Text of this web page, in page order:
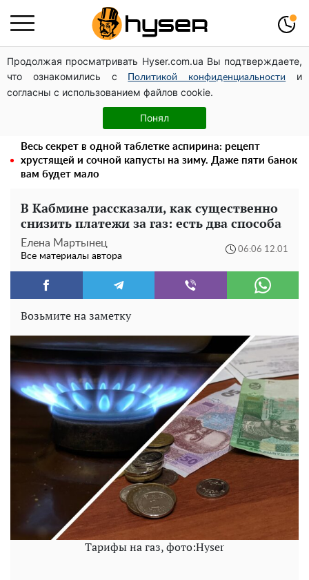
Продолжая просматривать Hyser.com.ua Вы подтверждаете,
что ознакомились с
Политикой конфиденциальности
и
согласны с использованием файлов cookie.
Понял
Может ли Почтовая площадь стать главной точкой
входа в исторический Киев
Павел Прудников и его удивительная карьера от
актера в российском театре до номинанта в
руководители Федерации профсоюзов
Весь секрет в одной таблетке аспирина: рецепт
хрустящей и сочной капусты на зиму. Даже пяти банок
вам будет мало
В Кабмине рассказали, как существенно
снизить платежи за газ: есть два способа
Елена Мартынец
Все материалы автора
06:06 12.01
Возьмите на заметку
Тарифы на газ, фото:Hyser